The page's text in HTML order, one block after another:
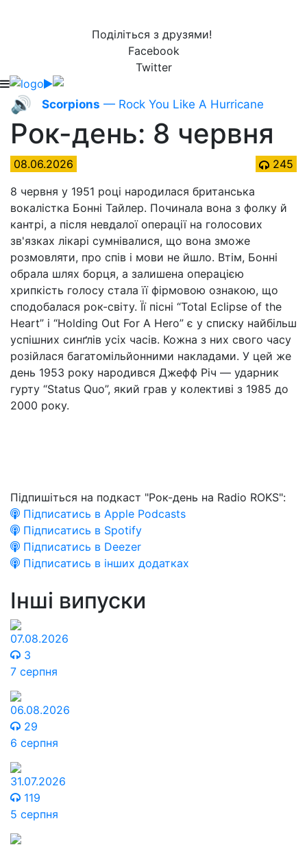
Поділіться з друзями!
Facebook
Twitter
🔊 Scorpions — Rock You Like A Hurricane
Рок-день: 8 червня
08.06.2026
245
8 червня у 1951 році народилася британська
вокалістка Бонні Тайлер. Починала вона з фолку й
кантрі, а після невдалої операції на голосових
зв'язках лікарі сумнівалися, що вона зможе
розмовляти, про спів і мови не йшло. Втім, Бонні
обрала шлях борця, а залишена операцією
хрипкість голосу стала її фірмовою ознакою, що
сподобалася рок-світу. Її пісні “Total Eclipse of the
Heart” і “Holding Out For A Hero” є у списку найбільш
успішних синґлів усіх часів. Кожна з них свого часу
розійлася багатомільйонними накладами. У цей же
день 1953 року народився Джефф Річ — ударник
гурту “Status Quo”, який грав у колективі з 1985 до
2000 року.
Підпишіться на подкаст "Рок-день на Radio ROKS":
Підписатись в Apple Podcasts
Підписатись в Spotify
Підписатись в Deezer
Підписатись в інших додатках
Інші випуски
07.08.2026
3
7 серпня
06.08.2026
29
6 серпня
31.07.2026
119
5 серпня